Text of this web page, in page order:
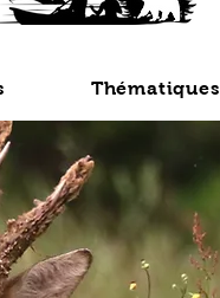
Thématiques